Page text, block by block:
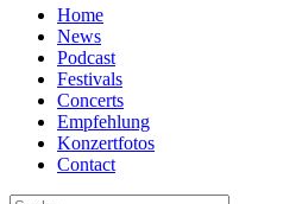
Home
News
Podcast
Festivals
Concerts
Empfehlung
Konzertfotos
Contact